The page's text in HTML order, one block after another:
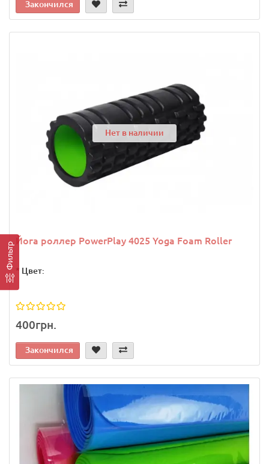
Фильтр
Закончился
Нет в наличии
Йога роллер PowerPlay 4025 Yoga Foam Roller
* Цвет:
400грн.
Закончился